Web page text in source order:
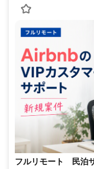
フルリモート 民泊